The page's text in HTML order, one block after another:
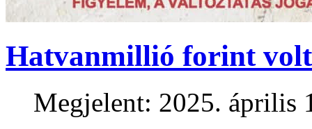
Hatvanmillió forint
Megjelent: 2025. április